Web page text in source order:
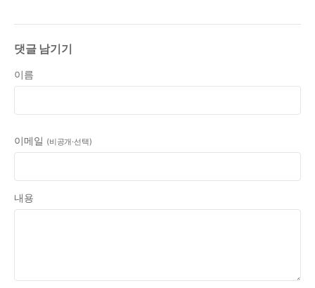
댓글 남기기
이름
이메일 (비공개·선택)
내용